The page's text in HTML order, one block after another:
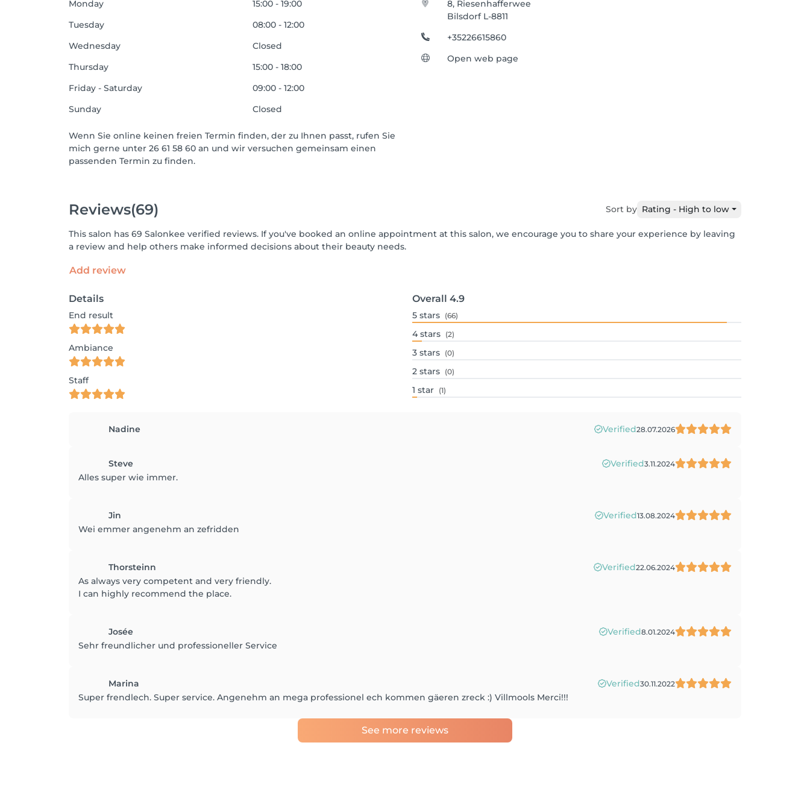
Monday
15:00 - 19:00
Tuesday
08:00 - 12:00
Wednesday
Closed
Thursday
15:00 - 18:00
Friday - Saturday
09:00 - 12:00
Sunday
Closed
Wenn Sie online keinen freien Termin finden, der zu Ihnen passt, rufen Sie
mich gerne unter 26 61 58 60 an und wir versuchen gemeinsam einen
passenden Termin zu finden.
8, Riesenhafferwee
Bilsdorf L-8811
+35226615860
Open web page
Reviews(69) Sort by Rating - High to low
This salon has 69 Salonkee verified reviews. If you've booked an online appointment at this salon, we encourage you to share your experience by leaving
a review and help others make informed decisions about their beauty needs.
Add review
Details
End result
Ambiance
Staff
Overall 4.9
5 stars (66)
4 stars (2)
3 stars (0)
2 stars (0)
1 star (1)
Nadine Verified28.07.2026
Steve Verified3.11.2024
Alles super wie immer.
Jin Verified13.08.2024
Wei emmer angenehm an zefridden
Thorsteinn Verified22.06.2024
As always very competent and very friendly.
I can highly recommend the place.
Josée Verified8.01.2024
Sehr freundlicher und professioneller Service
Marina Verified30.11.2022
Super frendlech. Super service. Angenehm an mega professionel ech kommen gäeren zreck :) Villmools Merci!!!
See more reviews